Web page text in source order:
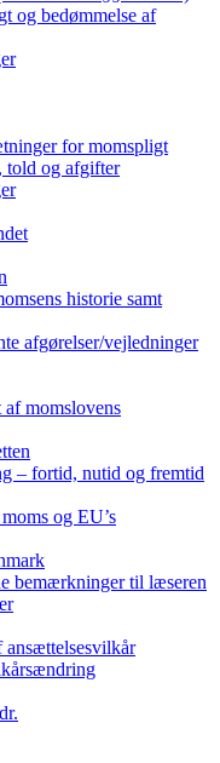
og bedømmelse af
for momspligt
told og afgifter
historie samt
afgørelser/vejledninger
momslovens
– fortid, nutid og fremtid
og EU’s
bemærkninger til læseren